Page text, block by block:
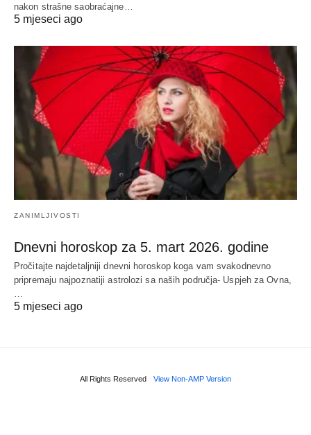
nakon strašne saobraćajne…
5 mjeseci ago
ZANIMLJIVOSTI
Dnevni horoskop za 5. mart 2026. godine
Pročitajte najdetaljniji dnevni horoskop koga vam svakodnevno
pripremaju najpoznatiji astrolozi sa naših područja- Uspjeh za Ovna,
5 mjeseci ago
All Rights Reserved View Non-AMP Version